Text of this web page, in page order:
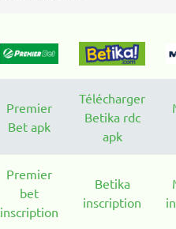
Premier
Bet apk
Télécharger
Betika rdc
apk
Premier
bet
inscription
Betika
inscription